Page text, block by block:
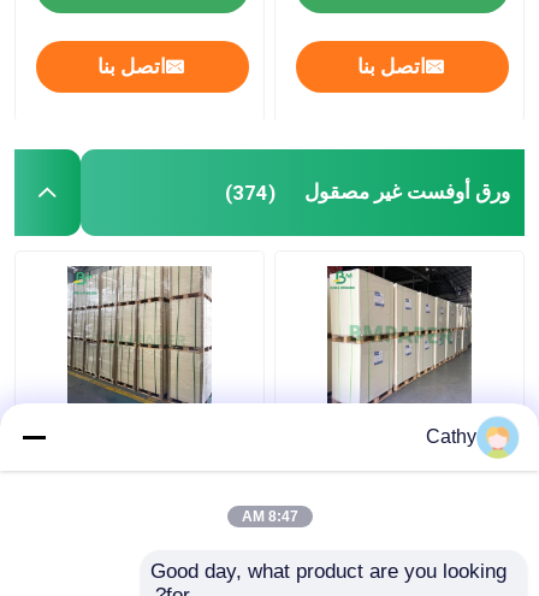
اتصل بنا اتصل بنا
ورق أوفست غير مصقول (374)
لوح ورقي غير مصقول من
الخشب الأبيض غير لامع
Cathy
8:47 AM
Good day, what product are you looking